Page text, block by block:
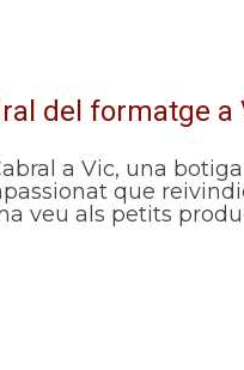
del formatge a
a Vic, una
que
veu als petits